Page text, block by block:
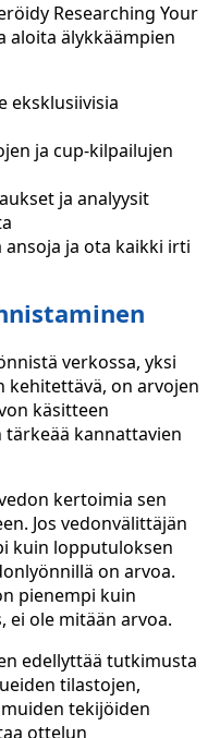
Researching Your
aloita älykkäämpien
eksklusiivisia
ja cup-kilpailujen
ja analyysit
ansoja ja ota kaikki irti
verkossa, yksi
on arvojen
käsitteen
kannattavien
kertoimia sen
Jos vedonvälittäjän
kuin lopputuloksen
on arvoa.
pienempi kuin
ei ole mitään arvoa.
edellyttää tutkimusta
tilastojen,
tekijöiden
ottelun